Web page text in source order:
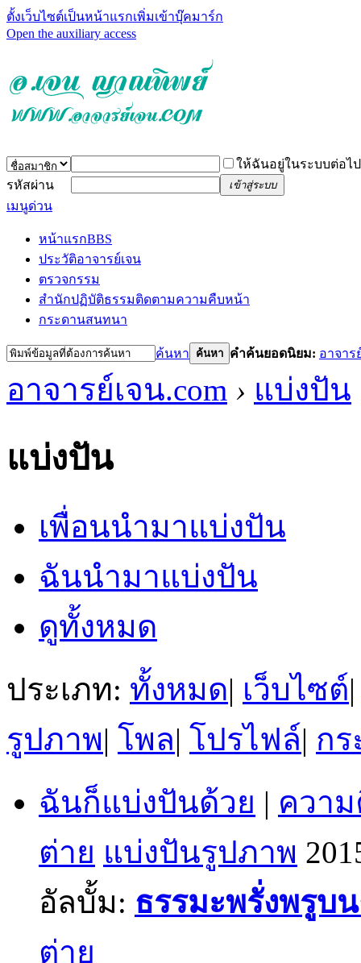
ตั้งเว็บไซต์เป็นหน้าแรกเพิ่มเข้าบุ๊คมาร์ก
Open the auxiliary access
ให้ฉันอยู่ในระบบต่อไป
รหัสผ่าน
เข้าสู่ระบบ
เมนูด่วน
หน้าแรกBBS
ประวัติอาจารย์เจน
ตรวจกรรม
สำนักปฏิบัติธรรมติดตามความคืบหน้า
กระดานสนทนา
ค้นหา ค้นหา คำค้นยอดนิยม: อาจาร
อาจารย์เจน.com › แบ่งปัน
แบ่งปัน
เพื่อนนำมาแบ่งปัน
ฉันนำมาแบ่งปัน
ดูทั้งหมด
ประเภท: ทั้งหมด| เว็บไซต์|
รูปภาพ| โพล| โปรไฟล์| กร
ฉันก็แบ่งปันด้วย | ควา
ต่าย แบ่งปันรูปภาพ
อัลบั้ม: ธรรมะพรั่งพรูบ
ต่าย